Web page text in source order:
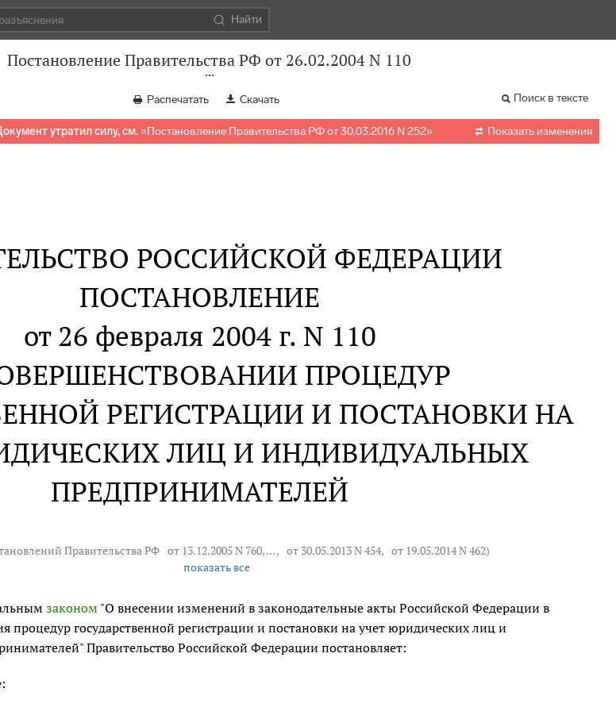
Найти
Постановление Правительства РФ от 26.02.2004 N 110
Распечатать Скачать Поиск в тексте
утратил силу, см. «Постановление Правительства РФ от 30.03.2016 N 252»  Показать изменения
РОССИЙСКОЙ ФЕДЕРАЦИИ
ПОСТАНОВЛЕНИЕ
от 26 февраля 2004 г. N 110
ПРОЦЕДУР
РЕГИСТРАЦИИ И ПОСТАНОВКИ НА
ЛИЦ И ИНДИВИДУАЛЬНЫХ
ПРЕДПРИНИМАТЕЛЕЙ
Правительства РФ от 13.12.2005 N 760, … , от 30.05.2013 N 454, от 19.05.2014 N 462)
показать все
законом "О внесении изменений в законодательные акты Российской Федерации в
процедур государственной регистрации и постановки на учет юридических лиц и
Правительство Российской Федерации постановляет: